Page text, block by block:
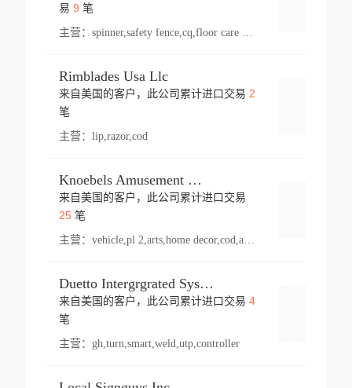
易 9 笔
主营：
Rimblades Usa Llc
来自美国的客户，此公司累计进口交易 2
笔
主营： lip,razor,cod
Knoebels Amusement Resort
来自美国的客户，此公司累计进口交易
25笔
主营： vehicle,pl 2,arts,home decor,cod,amusement ride,sea
Duetto Intergrgrated Systems Inc.
来自美国的客户，此公司累计进口交易 4
笔
主营： gh,turn,smart,weld,utp,controller